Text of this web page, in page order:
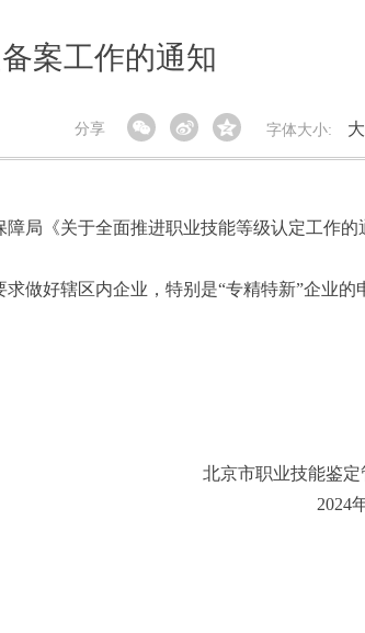
案工作的通知
字体大小: 大
分享
局《关于全面推进职业技能等级认定工作的
做好辖区内企业，特别是“专精特新”企业的
北京市职业技能鉴定
2024